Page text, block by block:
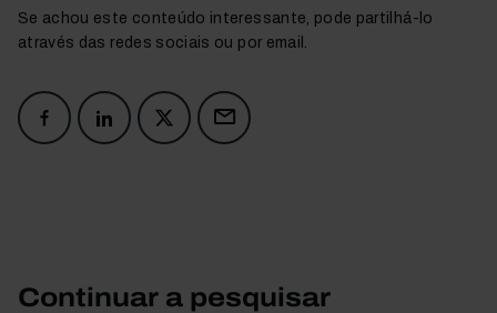
Se achou este conteúdo interessante, pode partilhá-lo
através das redes sociais ou por email.
Continuar a pesquisar